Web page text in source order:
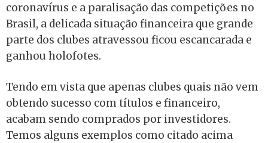
coronavírus e a paralisação das competições no
Brasil, a delicada situação financeira que grande
parte dos clubes atravessou ficou escancarada e
ganhou holofotes.
Tendo em vista que apenas clubes quais não vem
obtendo sucesso com títulos e financeiro,
acabam sendo comprados por investidores.
Temos alguns exemplos como citado acima